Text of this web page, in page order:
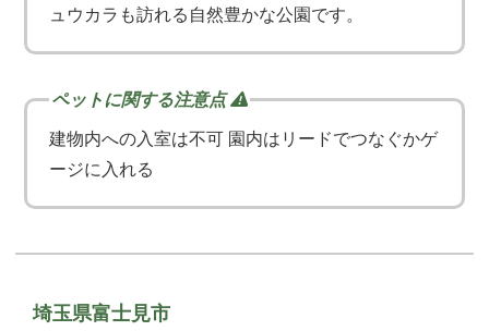
ュウカラも訪れる自然豊かな公園です。
建物内への入室は不可 園内はリードでつなぐかゲ
ージに入れる
埼玉県富士見市